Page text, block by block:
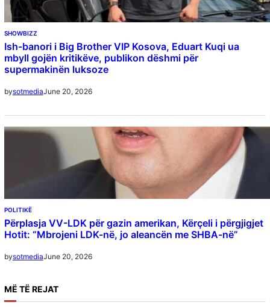
SHOWBIZZ
Ish-banori i Big Brother VIP Kosova, Eduart Kuqi ua
mbyll gojën kritikëve, publikon dëshmi për
supermakinën luksoze
bysotmediaJune 20, 2026
POLITIKË
Përplasja VV-LDK për gazin amerikan, Kërçeli i përgjigjet
Hotit: “Mbrojeni LDK-në, jo aleancën me SHBA-në”
bysotmediaJune 20, 2026
MË TË REJAT